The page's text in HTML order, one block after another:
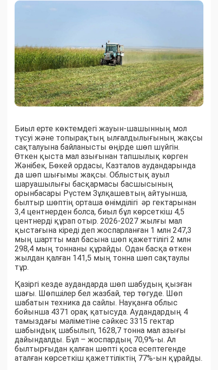
Биыл ерте көктемдегі жауын-шашынның мол
түсуі және топырақтың ылғалдылығының жақсы
сақталуына байланысты өңірде шөп шүйгін.
Өткен қыста мал азығынан тапшылық көрген
Жәнібек, Бөкей ордасы, Казталов аудандарында
да шөп шығымы жақсы. Облыстық ауыл
шаруашылығы басқармасы басшысының
орынбасары Рүстем Зұлқашевтың айтуынша,
былтыр шөптің орташа өнімділігі әр гектарынан
3,4 центнерден болса, биыл бұл көрсеткіш 4,5
центнерді құрап отыр. 2026-2027 жылғы мал
қыстағына кіреді деп жоспарланған 1 млн 247,3
мың шартты мал басына шөп қажеттілігі 2 млн
298,4 мың тоннаны құрайды. Одан басқа өткен
жылдан қалған 141,5 мың тонна шөп сақтаулы
тұр.
Қазіргі кезде аудандарда шөп шабудың қызған
шағы. Шөпшілер бел жазбай, тер төгуде. Шөп
шабатын техника да сайлы. Науқанға облыс
бойынша 4371 орақ қатысуда. Аудандардың 4
тамыздағы мәліметіне сәйкес 3315 гектар
шабындық шабылып, 1628,7 тонна мал азығы
дайындалды. Бұл – жоспардың 70,9%-ы. Ал
былтырғыдан қалған шөпті қоса есептегенде
аталған көрсеткіш қажеттіліктің 77%-ын құрайды.